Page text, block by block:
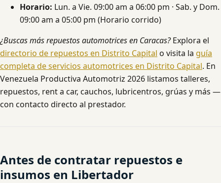
Horario: Lun. a Vie. 09:00 am a 06:00 pm · Sab. y Dom.
09:00 am a 05:00 pm (Horario corrido)
¿Buscas más repuestos automotrices en Caracas?Explora el
directorio de repuestos en Distrito Capital o visita la guía
completa de servicios automotrices en Distrito Capital. En
Venezuela Productiva Automotriz 2026 listamos talleres,
repuestos, rent a car, cauchos, lubricentros, grúas y más —
con contacto directo al prestador.
Antes de contratar repuestos e
insumos en Libertador